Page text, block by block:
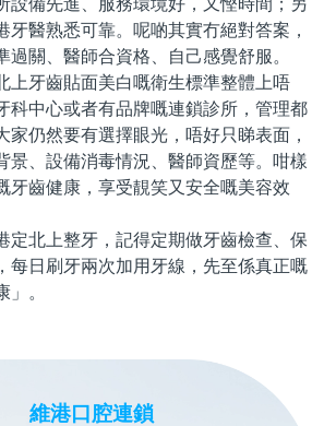
設備先進、服務環境好，又慳時間；另
牙醫熟悉可靠。呢啲其實冇絕對答案，
過關、醫師合資格、自己感覺舒服。
牙齒貼面美白嘅衛生標準整體上唔
科中心或者有品牌嘅連鎖診所，管理都
家仍然要有選擇眼光，唔好只睇表面，
景、設備消毒情況、醫師資歷等。咁樣
牙齒健康，享受靚笑又安全嘅美容效
北上整牙，記得定期做牙齒檢查、保
每日刷牙兩次加用牙線，先至係真正嘅
」。
維港口腔連鎖